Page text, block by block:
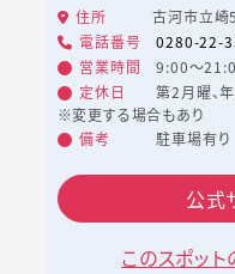
住所
古河市立崎
電話番号
0280-22-
営業時間
9:00～
定休日
第2月曜、
※変更する場合もあり
備考
駐車場有り
公式
このスポッ